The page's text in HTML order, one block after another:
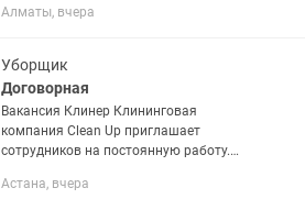
подработки График: с 08:00 до 16:30
Алматы, вчера
Уборщик
Договорная
Вакансия Клинер Клининговая
компания Clean Up приглашает
сотрудников на постоянную работу.
офисов и коммерческих помещений
Астана, вчера